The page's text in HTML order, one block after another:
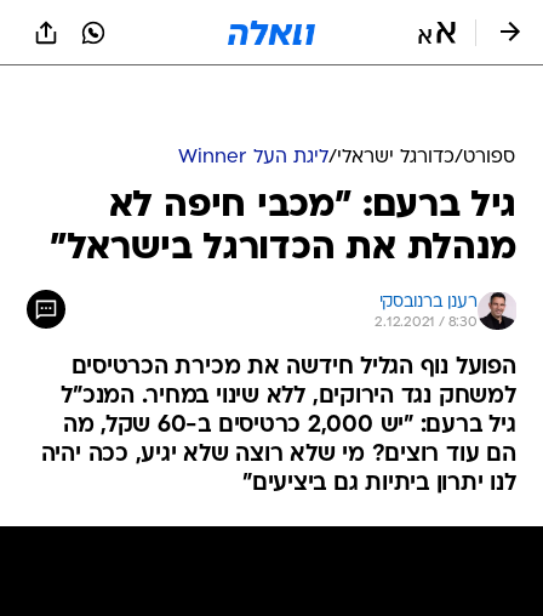
ספורט/כדורגל ישראלי/ליגת העל Winner
גיל ברעם: "מכבי חיפה לא
מנהלת את הכדורגל בישראל"
רענן ברנובסקי
2.12.2021 / 8:30
הפועל נוף הגליל חידשה את מכירת הכרטיסים
למשחק נגד הירוקים, ללא שינוי במחיר. המנכ"ל
גיל ברעם: "יש 2,000 כרטיסים ב-60 שקל, מה
הם עוד רוצים? מי שלא רוצה שלא יגיע, ככה יהיה
לנו יתרון ביתיות גם ביציעים"